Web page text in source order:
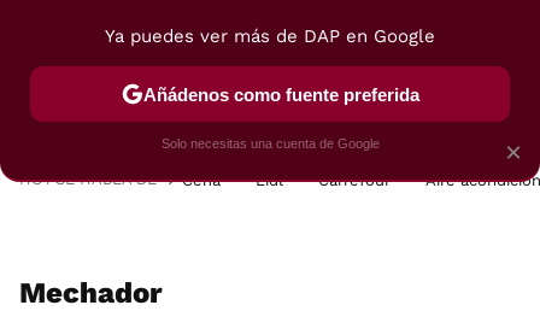
POSTRES VIAJES SELECCIÓN VEGUI
HOY SE HABLA DE Cena Lidl Carrefour Aire
Mechador
×
Ya puedes ver más de DAP en Google
Añádenos como fuente preferida
Solo necesitas una cuenta de Google